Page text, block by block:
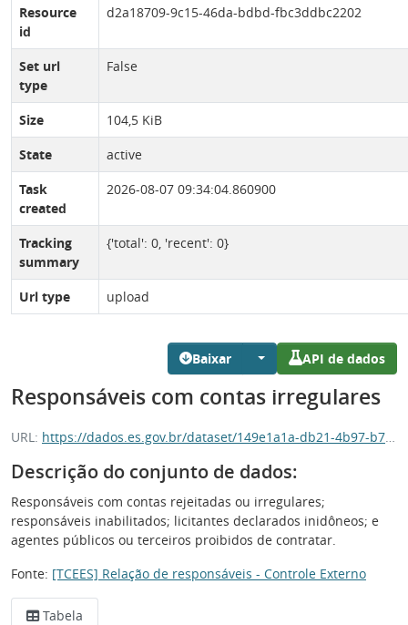
Baixar API de dados
Responsáveis com contas irregulares
URL: https://dados.es.gov.br/dataset/149e1a1a-db21-4b97-b7e2-fe3d7d75846e/resource/d2a18709-9c15-46da-bdbd-fbc3ddbc2202/download/ncontasirregulares.csv
Descrição do conjunto de dados:
Responsáveis com contas rejeitadas ou irregulares;
responsáveis inabilitados; licitantes declarados inidôneos; e
agentes públicos ou terceiros proibidos de contratar.
Fonte: [TCEES] Relação de responsáveis - Controle Externo
Tabela
Resource
id
d2a18709-9c15-46da-bdbd-fbc3ddbc2202
Set url
type
False
Size
104,5 KiB
State
active
Task
created
2026-08-07 09:34:04.860900
Tracking
summary
{'total': 0, 'recent': 0}
Url type upload